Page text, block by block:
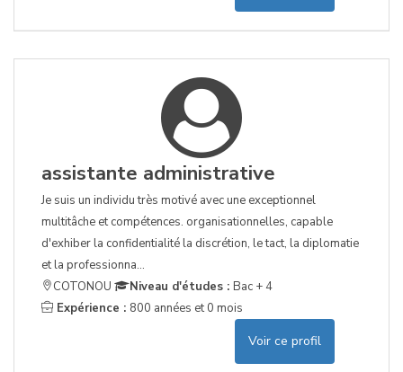
assistante administrative
Je suis un individu très motivé avec une exceptionnel
multitâche et compétences. organisationnelles, capable
d'exhiber la confidentialité la discrétion, le tact, la diplomatie
et la professionna...
COTONOU
Niveau d'études : Bac + 4
Expérience : 800 années et 0 mois
Voir ce profil